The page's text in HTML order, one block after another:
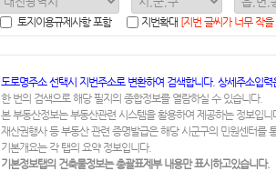
토지이용규제사항 포함
지번확대 [지번 글씨가 너무 작
도로명주소 선택시 지번주소로 변환하여 검색합니다. 상세주소입
한 번의 검색으로 해당 필지의 종합정보를 열람하실 수 있습니다.
본 부동산정보는 부동산관련 시스템을 활용하여 제공하는 정보입니
재산권행사 등 부동산 관련 증명발급은 해당 시군구의 민원센터를
기본개요는 각 탭의 요약 정보입니다.
기본정보탭의 건축물정보는 총괄표제부 내용만 표시하고있습니다.